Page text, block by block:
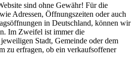
sind ohne Gewähr! Für die
Adressen, Öffnungszeiten oder auch
in Deutschland, können wir
Im Zweifel ist immer die
Stadt, Gemeinde oder dem
zu erfragen, ob ein verkaufsoffener